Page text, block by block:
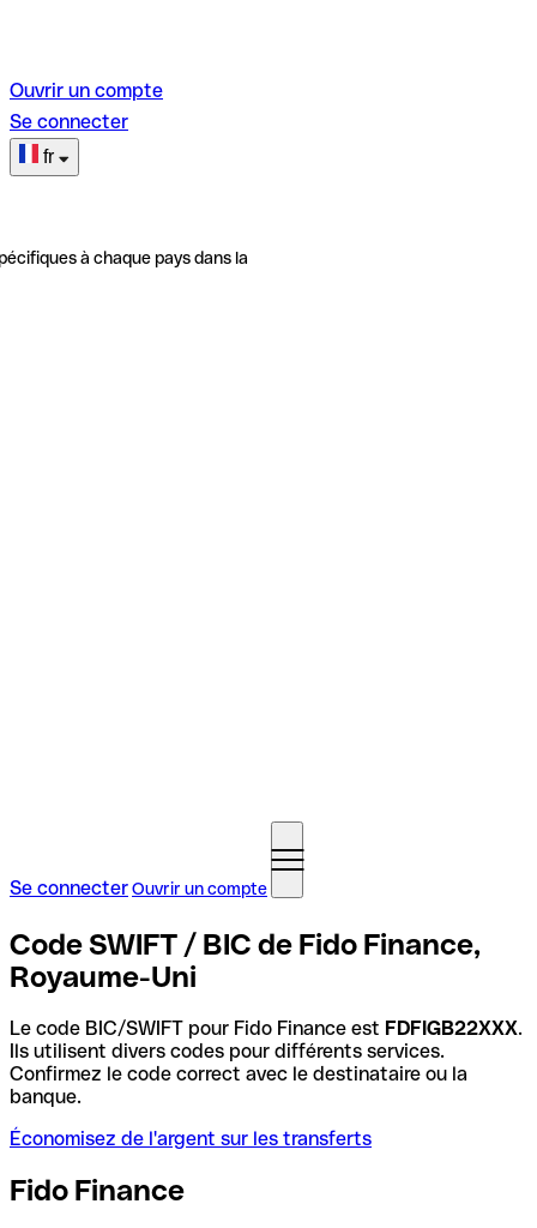
Ouvrir un compte
Se connecter
fr
à chaque pays dans la
Se connecterOuvrir un compte
Code SWIFT / BIC de Fido Finance,
Royaume-Uni
Le code BIC/SWIFT pour Fido Finance est FDFIGB22XXX.
Ils utilisent divers codes pour différents services.
Confirmez le code correct avec le destinataire ou la
banque.
Économisez de l'argent sur les transferts
Fido Finance